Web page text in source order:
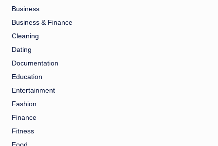
Business
Business & Finance
Cleaning
Dating
Documentation
Education
Entertainment
Fashion
Finance
Fitness